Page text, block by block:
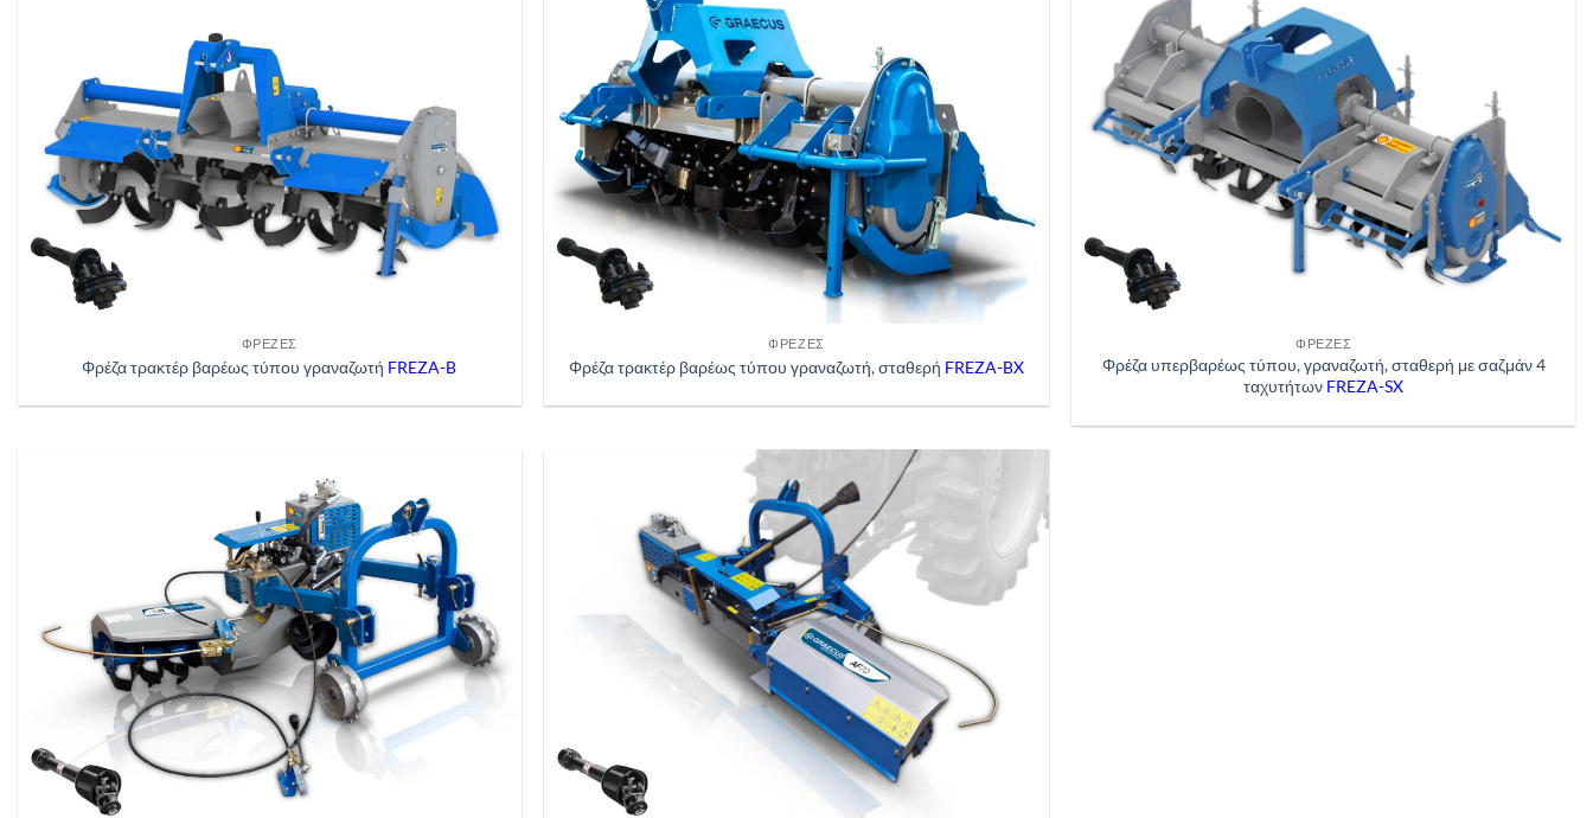
ΦΡΈΖΕΣ
Φρέζα τρακτέρ βαρέως τύπου γραναζωτή FREZA-B
ΦΡΈΖΕΣ
Φρέζα τρακτέρ βαρέως τύπου γραναζωτή, σταθερή FREZA-BX
ΦΡΈΖΕΣ
Φρέζα υπερβαρέως τύπου, γραναζωτή, σταθερή με σαζμάν 4
ταχυτήτων FREZA-SX